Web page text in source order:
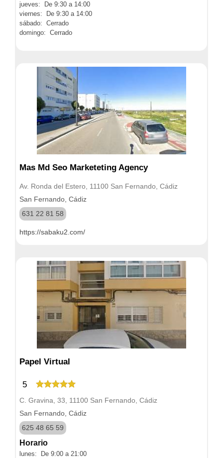
jueves: De 9:30 a 14:00
viernes: De 9:30 a 14:00
sábado: Cerrado
domingo: Cerrado
Mas Md Seo Marketeting Agency
Av. Ronda del Estero, 11100 San Fernando, Cádiz
San Fernando, Cádiz
631 22 81 58
https://sabaku2.com/
Papel Virtual
5
C. Gravina, 33, 11100 San Fernando, Cádiz
San Fernando, Cádiz
625 48 65 59
Horario
lunes: De 9:00 a 21:00